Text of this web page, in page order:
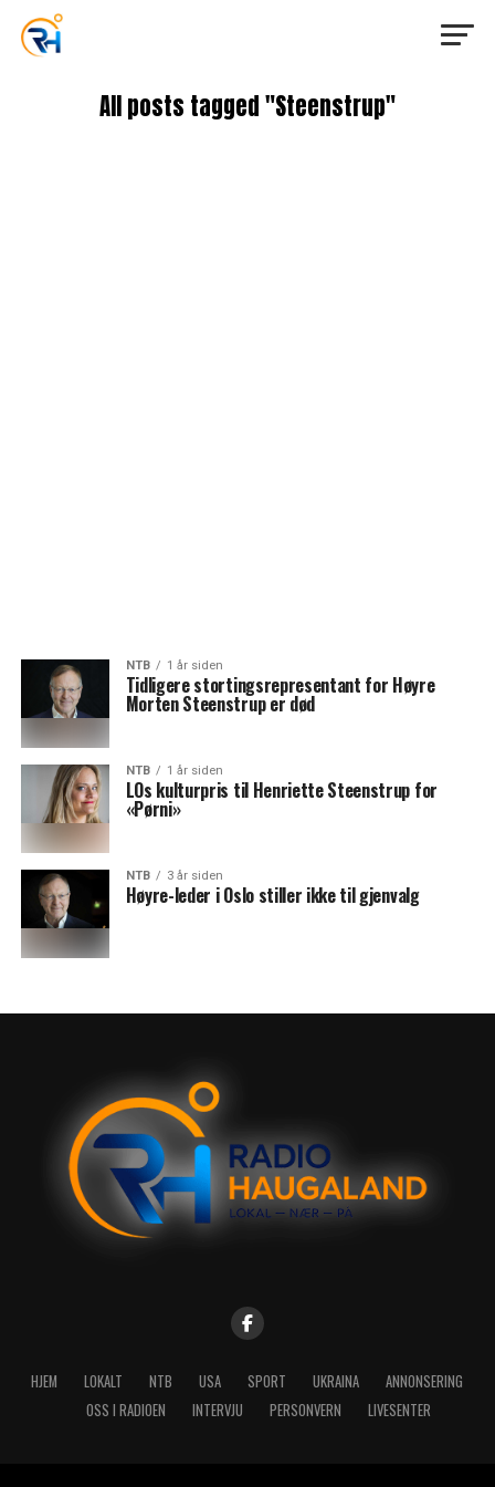
All posts tagged "Steenstrup"
NTB 1 år siden
Tidligere stortingsrepresentant for Høyre
Morten Steenstrup er død
NTB 1 år siden
LOs kulturpris til Henriette Steenstrup for
«Pørni»
NTB 3 år siden
Høyre-leder i Oslo stiller ikke til gjenvalg
HJEM LOKALT NTB USA SPORT UKRAINA
ANNONSERING
OSS I RADIOEN
INTERVJU PERSONVERN LIVESENTER